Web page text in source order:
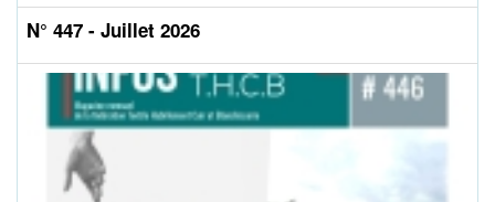
N° 447 - Juillet 2026